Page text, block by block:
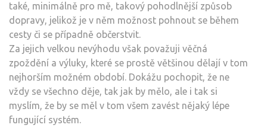
také, minimálně pro mě, takový pohodlnější způsob
dopravy, jelikož je v něm možnost pohnout se během
cesty či se případně občerstvit.
Za jejich velkou nevýhodu však považuji věčná
zpoždění a výluky, které se prostě většinou dělají v tom
nejhorším možném období. Dokážu pochopit, že ne
vždy se všechno děje, tak jak by mělo, ale i tak si
myslím, že by se měl v tom všem zavést nějaký lépe
fungující systém.